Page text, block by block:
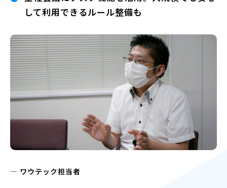
して利用できるルール整備も
― ワウテック担当者